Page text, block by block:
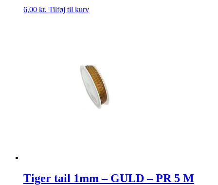
6,00 kr. Tilføj til kurv
Tiger tail 1mm – GULD – PR 5 M